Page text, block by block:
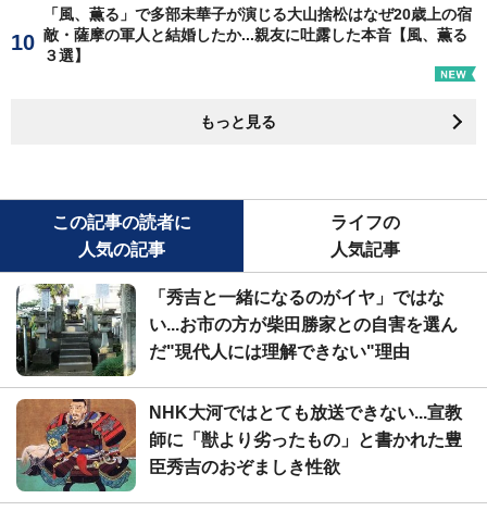
「風、薫る」で多部未華子が演じる大山捨松はなぜ20歳上の宿
敵・薩摩の軍人と結婚したか...親友に吐露した本音【風、薫る
３選】
もっと見る
この記事の読者に
人気の記事
ライフの
人気記事
「秀吉と一緒になるのがイヤ」ではな
い...お市の方が柴田勝家との自害を選ん
だ"現代人には理解できない"理由
NHK大河ではとても放送できない...宣教
師に「獣より劣ったもの」と書かれた豊
臣秀吉のおぞましき性欲